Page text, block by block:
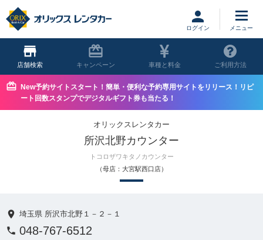
ログイン
店舗 キャンペーン 車種と料金 ご利用方法
New予約サイトスタート！簡単・便利な予約専用サイトをリリース！リピ
ート回数スタンプでデジタルギフト券も当たる！
オリックスレンタカー
所沢北野カウンター
トコロザワキタノカウンター
（母店：大宮駅西口店）
埼玉県 所沢市北野１－２－１
048-767-6512